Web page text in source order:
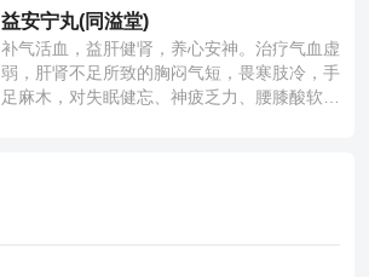
益安宁丸(同溢堂)
补气活血，益肝健肾，养心安神。治疗气血虚
弱，肝肾不足所致的胸闷气短，畏寒肢冷，手
足麻木，对失眠健忘、神疲乏力、腰膝酸软也